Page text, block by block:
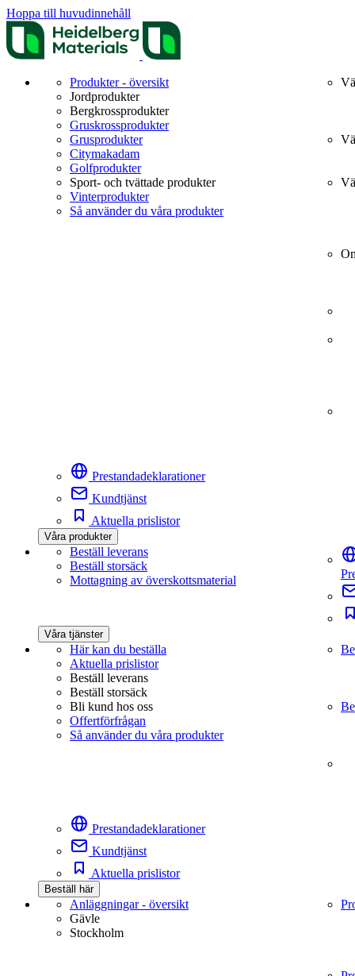
Hoppa till huvudinnehåll
Produkter - översikt
Jordprodukter
Bergkrossprodukter
Gruskrossprodukter
Grusprodukter
Citymakadam
Golfprodukter
Sport- och tvättade produkter
Vinterprodukter
Så använder du våra produkter
Prestandadeklarationer
Kundtjänst
Aktuella prislistor
Våra produkter
Beställ leverans
Beställ storsäck
Mottagning av överskottsmaterial
Våra tjänster
Här kan du beställa
Aktuella prislistor
Beställ leverans
Beställ storsäck
Bli kund hos oss
Offertförfrågan
Så använder du våra produkter
Prestandadeklarationer
Kundtjänst
Aktuella prislistor
Beställ här
Anläggningar - översikt
Gävle
Stockholm